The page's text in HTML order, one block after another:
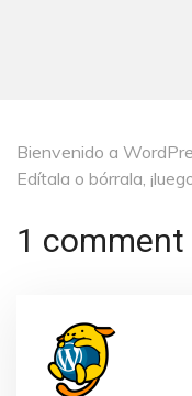
Bienvenido a
Edítala o bórrala,
1 comment